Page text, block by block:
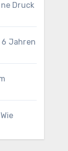
Druck
6 Jahren